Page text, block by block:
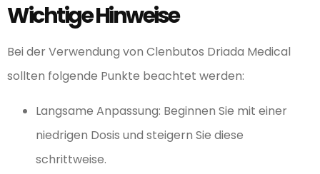
Wichtige Hinweise
Bei der Verwendung von Clenbutos Driada Medical
sollten folgende Punkte beachtet werden:
Langsame Anpassung: Beginnen Sie mit einer
niedrigen Dosis und steigern Sie diese
schrittweise.